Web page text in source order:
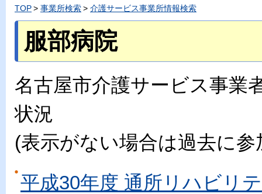
TOP 事業所検索 介護サービス事業所情報検索
服部病院
名古屋市介護サービス事業
状況
(表示がない場合は過去に
平成30年度 通所リハビリ